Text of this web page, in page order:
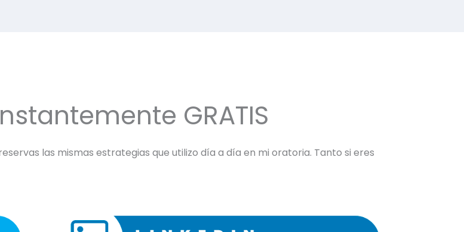
GRATIS
las mismas estrategias que utilizo día a día en mi oratoria. Tanto si eres